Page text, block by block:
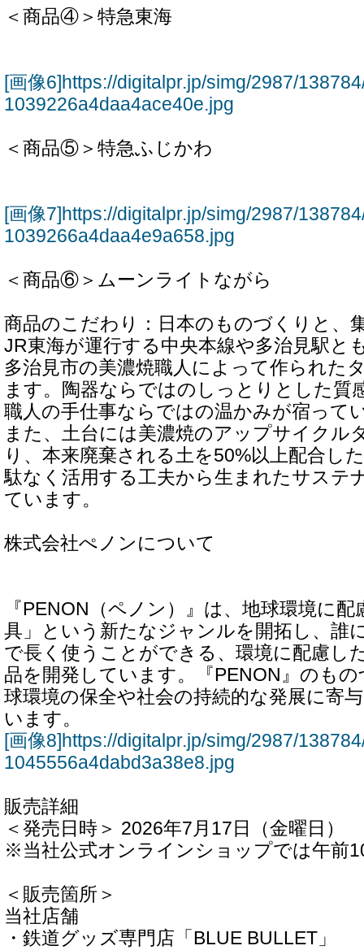
＜商品④＞特急東海
[画像6]https://digitalpr.jp/simg/2987/
1039226a4daa4ace40e.jpg
＜商品⑤＞特急ふじかわ
[画像7]https://digitalpr.jp/simg/2987/
1039266a4daa4e9a658.jpg
＜商品⑥＞ムーンライトながら
商品のこだわり：日本のものづくりと、
JR東海が運行する中央本線や多治見駅と
多治見市の美濃焼職人によって作られた
ます。陶器ならではのしっとりとした質
職人の手仕事ならではの温かみが宿って
また、土台には美濃焼のアップサイクル
り、本来廃棄される土を50%以上配合し
駄なく活用する工夫から生まれたサステ
ています。
株式会社ぺノンについて
『PENON（ペノン）』は、地球環境に
具」という新たなジャンルを開拓し、誰
で長く使うことができる、環境に配慮し
品を開発しています。『PENON』のも
球環境の保全や社会の持続的な発展に寄
います。
[画像8]https://digitalpr.jp/simg/2987/
1045556a4dabd3a38e8.jpg
販売詳細
＜発売日時＞ 2026年7月17日（金曜日）
※当社公式オンラインショップでは午前
＜販売箇所＞
当社店舗
・鉄道グッズ専門店「BLUE BULLET」